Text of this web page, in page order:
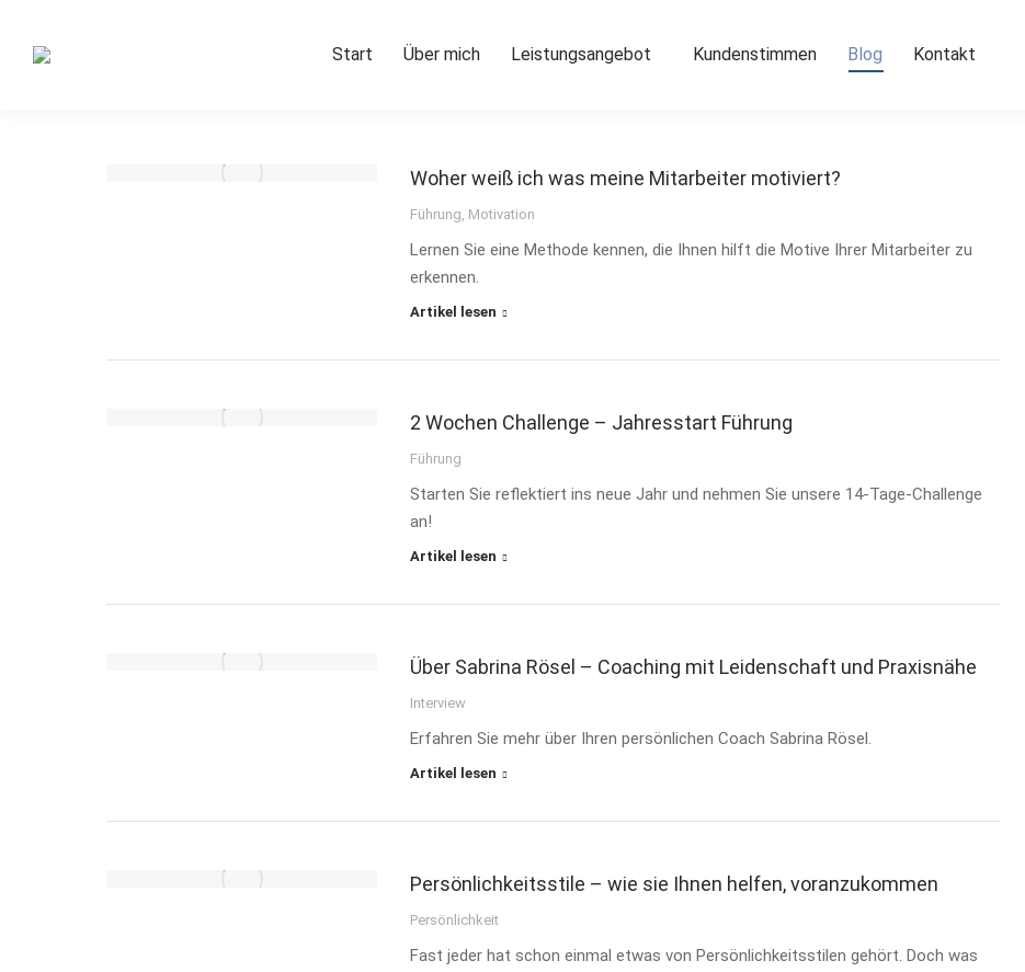
Start Über mich Leistungsangebot Kundenstimmen Blog Kontakt
Woher weiß ich was meine Mitarbeiter motiviert?
Führung, Motivation
Lernen Sie eine Methode kennen, die Ihnen hilft die Motive Ihrer Mitarbeiter zu
erkennen.
Artikel lesen
2 Wochen Challenge – Jahresstart Führung
Führung
Starten Sie reflektiert ins neue Jahr und nehmen Sie unsere 14-Tage-Challenge
an!
Artikel lesen
Über Sabrina Rösel – Coaching mit Leidenschaft und Praxisnähe
Interview
Erfahren Sie mehr über Ihren persönlichen Coach Sabrina Rösel.
Artikel lesen
Persönlichkeitsstile – wie sie Ihnen helfen, voranzukommen
Persönlichkeit
Fast jeder hat schon einmal etwas von Persönlichkeitsstilen gehört. Doch was